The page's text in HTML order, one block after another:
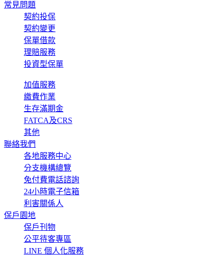
常見問題
契約投保
契約變更
保單借款
理賠服務
投資型保單
加值服務
繳費作業
生存滿期金
FATCA及CRS
其他
聯絡我們
各地服務中心
分支機構總覽
免付費電話諮詢
24小時電子信箱
利害關係人
保戶園地
保戶刊物
公平待客專區
LINE 個人化服務